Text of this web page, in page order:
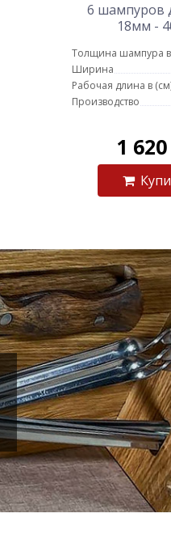
6 шампуров
18мм -
Толщина шампура
Ширина
Рабочая длина в
Производство
1 620